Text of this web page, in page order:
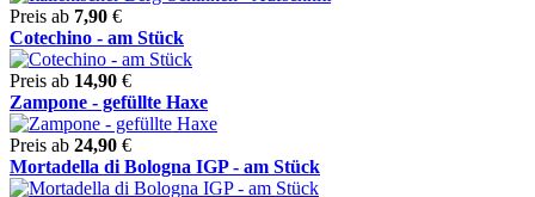
Preis ab 7,90 €
Cotechino - am Stück
Preis ab 14,90 €
Zampone - gefüllte Haxe
Preis ab 24,90 €
Mortadella di Bologna IGP - am Stück